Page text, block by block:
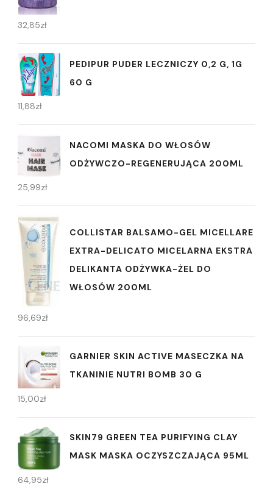
32,85zł
PEDIPUR PUDER LECZNICZY 0,2 G, 1G
60 G
11,88zł
NACOMI MASKA DO WŁOSÓW
ODŻYWCZO-REGENERUJĄCA 200ML
25,99zł
COLLISTAR BALSAMO-GEL MICELLARE
EXTRA-DELICATO MICELARNA EKSTRA
DELIKANTA ODŻYWKA-ŻEL DO
WŁOSÓW 200ML
96,69zł
GARNIER SKIN ACTIVE MASECZKA NA
TKANINIE NUTRI BOMB 30 G
15,00zł
SKIN79 GREEN TEA PURIFYING CLAY
MASK MASKA OCZYSZCZAJĄCA 95ML
64,95zł